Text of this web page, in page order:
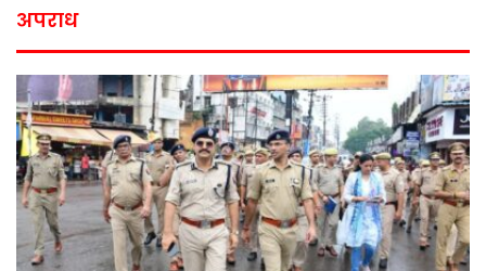
अपराध